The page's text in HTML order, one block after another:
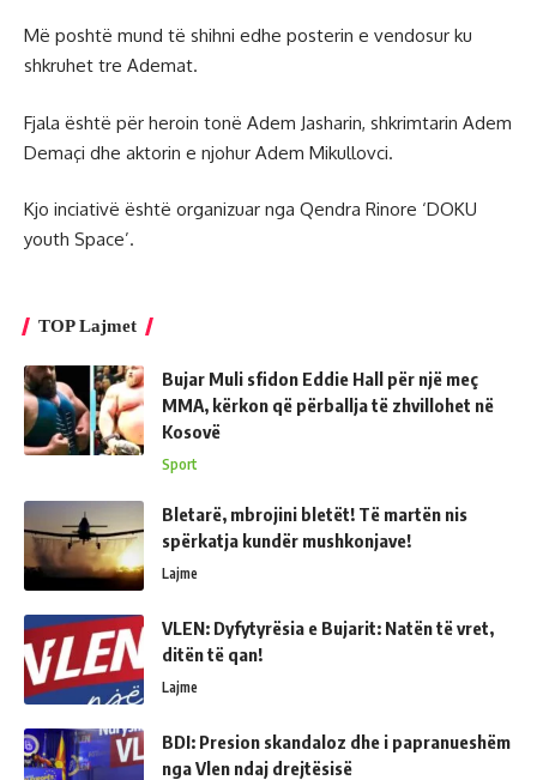
Më poshtë mund të shihni edhe posterin e vendosur ku
shkruhet tre Ademat.
Fjala është për heroin tonë Adem Jasharin, shkrimtarin Adem
Demaçi dhe aktorin e njohur Adem Mikullovci.
Kjo inciativë është organizuar nga Qendra Rinore ‘DOKU
youth Space’.
TOP Lajmet
Bujar Muli sfidon Eddie Hall për një meç
MMA, kërkon që përballja të zhvillohet në
Kosovë
Sport
Bletarë, mbrojini bletët! Të martën nis
spërkatja kundër mushkonjave!
Lajme
VLEN: Dyfytyrësia e Bujarit: Natën të vret,
ditën të qan!
Lajme
BDI: Presion skandaloz dhe i papranueshëm
nga Vlen ndaj drejtësisë